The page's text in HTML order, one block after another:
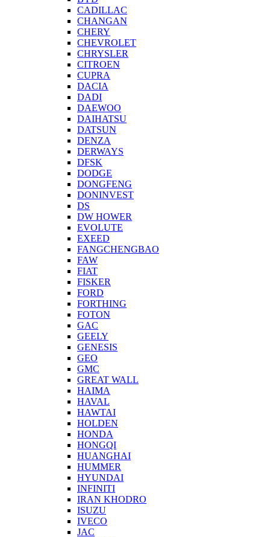
CADILLAC
CHANGAN
CHERY
CHEVROLET
CHRYSLER
CITROEN
CUPRA
DACIA
DADI
DAEWOO
DAIHATSU
DATSUN
DENZA
DERWAYS
DFSK
DODGE
DONGFENG
DONINVEST
DS
DW HOWER
EVOLUTE
EXEED
FANGCHENGBAO
FAW
FIAT
FISKER
FORD
FORTHING
FOTON
GAC
GEELY
GENESIS
GEO
GMC
GREAT WALL
HAIMA
HAVAL
HAWTAI
HOLDEN
HONDA
HONGQI
HUANGHAI
HUMMER
HYUNDAI
INFINITI
IRAN KHODRO
ISUZU
IVECO
JAC